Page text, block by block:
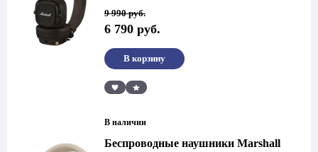
9 990руб.
Первоначальная
цена
составляла
990 руб..
6 790 руб.
Текущая
цена:
6
790 руб..
Сравнить
В корзину
В наличии
Беспроводные наушники Marshall